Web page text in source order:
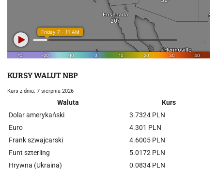
KURSY WALUT NBP
Kurs z dnia: 7 sierpnia 2026
Waluta
Kurs
Dolar amerykański
3.7324 PLN
Euro
4.301 PLN
Frank szwajcarski
4.6005 PLN
Funt szterling
5.0172 PLN
Hrywna (Ukraina)
0.0834 PLN